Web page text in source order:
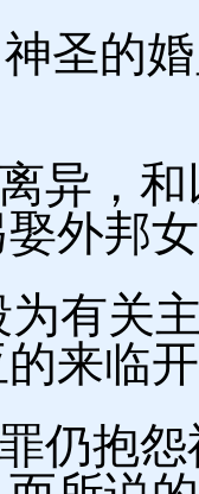
圣的
异，
外邦
为有关
来临
仍抱